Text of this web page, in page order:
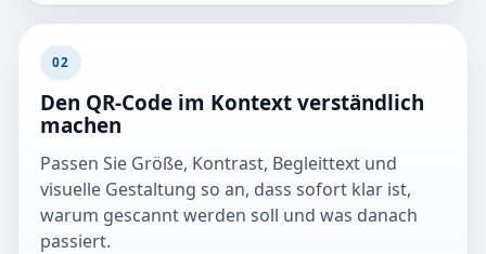
02
Den QR-Code im Kontext verständlich
machen
Passen Sie Größe, Kontrast, Begleittext und
visuelle Gestaltung so an, dass sofort klar ist,
warum gescannt werden soll und was danach
passiert.